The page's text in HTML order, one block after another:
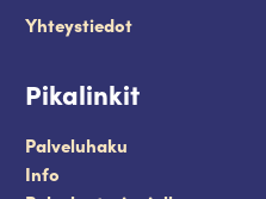
Yhteystiedot
Pikalinkit
Palveluhaku
Info